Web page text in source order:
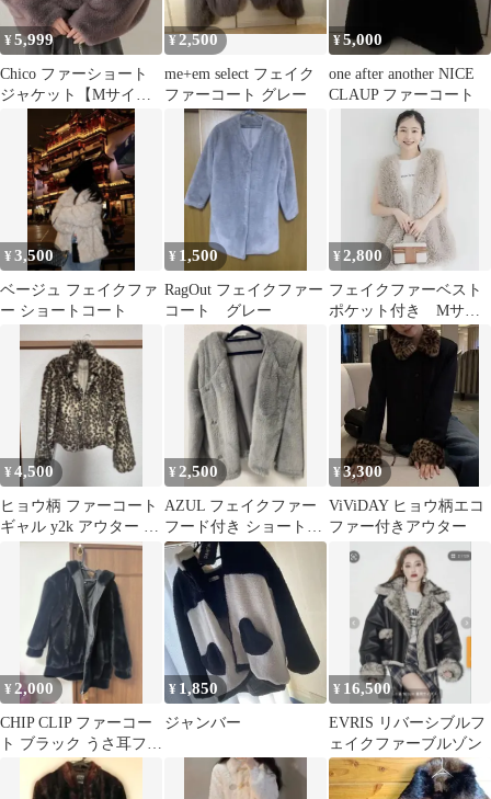
¥5,999
Chico ファーショート
ジャケット【Mサイ
¥2,500
me+em select フェイク
ファーコート グレー
¥5,000
one after another NICE
CLAUP ファーコート
¥3,500
ベージュ フェイクファ
ー ショートコート
¥ 1,500
RagOut フェイクファー
コート グレー
¥2,800
フェイクファーベスト
ポケット付き Mサイ
ズ
¥4,500
ヒョウ柄 ファーコート
ギャル y2k アウター レ
ディース
¥2,500
AZUL フェイクファー
フード付き ショートコ
ート グレー
¥3,300
ViViDAY ヒョウ柄エコ
ファー付きアウター
¥ 2,000
CHIP CLIP ファーコー
ト ブラック うさ耳フー
¥ 1,850
ジャンバー
¥ 16,500
EVRIS リバーシブルフ
ェイクファーブルゾン